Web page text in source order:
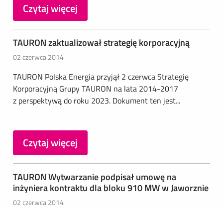
Czytaj więcej
TAURON zaktualizował strategię korporacyjną
02 czerwca 2014
TAURON Polska Energia przyjął 2 czerwca Strategię
Korporacyjną Grupy TAURON na lata 2014-2017
z perspektywą do roku 2023. Dokument ten jest...
Czytaj więcej
TAURON Wytwarzanie podpisał umowę na
inżyniera kontraktu dla bloku 910 MW w Jaworznie
02 czerwca 2014